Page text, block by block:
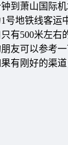
到萧山国际
地铁线客运
有500米左右
友可以参考
有刚好的渠